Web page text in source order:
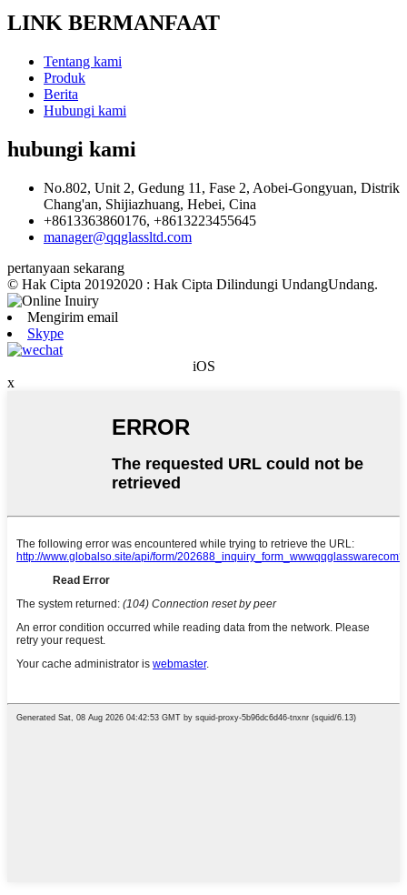
LINK BERMANFAAT
Tentang kami
Produk
Berita
Hubungi kami
hubungi kami
No.802, Unit 2, Gedung 11, Fase 2, Aobei-Gongyuan, Distrik
Chang'an, Shijiazhuang, Hebei, Cina
+8613363860176, +8613223455645
manager@qqglassltd.com
pertanyaan sekarang
© Hak Cipta 20192020 : Hak Cipta Dilindungi UndangUndang.
Mengirim email
Skype
iOS
x